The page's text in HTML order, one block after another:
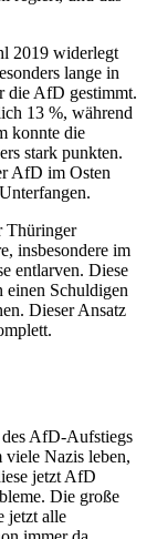
2019 widerlegt
lange in
die AfD gestimmt.
13 %, während
konnte die
stark punkten.
AfD im Osten
Thüringer
insbesondere im
entlarven. Diese
einen Schuldigen
Dieser Ansatz
AfD-Aufstiegs
viele Nazis leben,
jetzt AfD
Die große
jetzt alle